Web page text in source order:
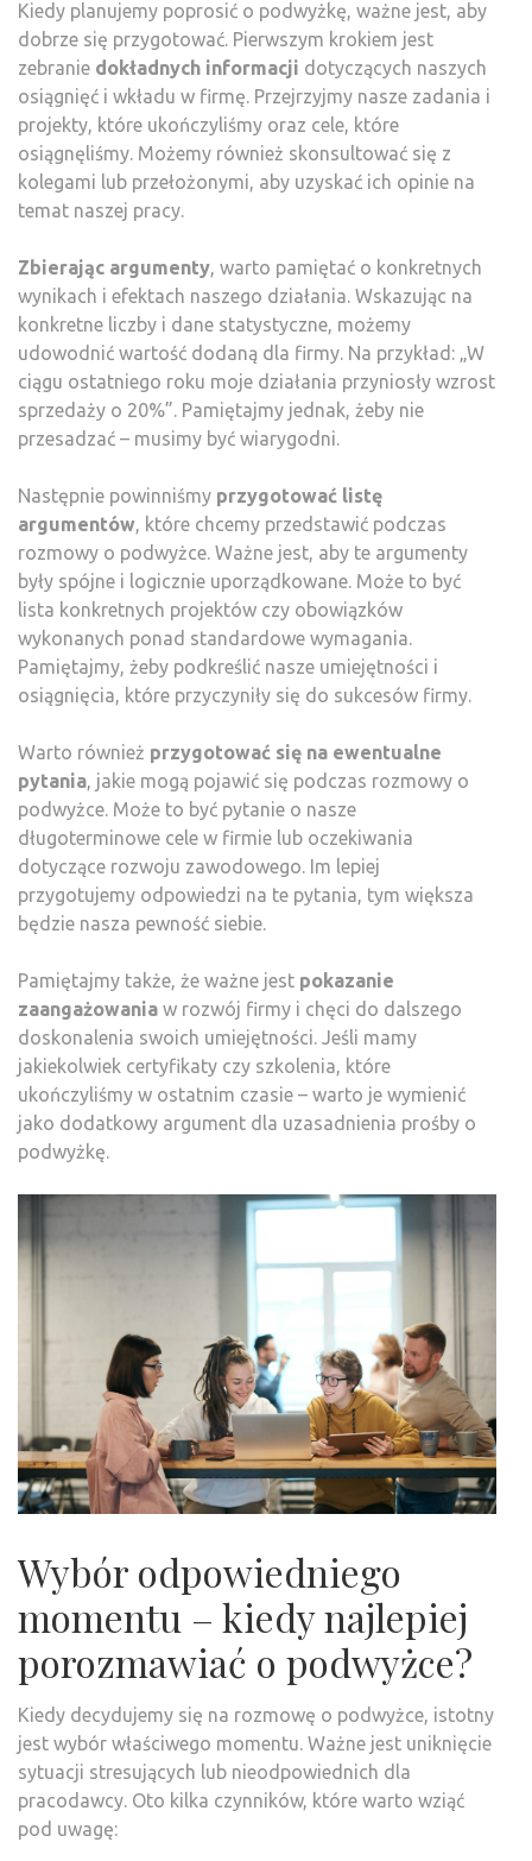
Kiedy planujemy poprosić o podwyżkę, ważne jest, aby
dobrze się przygotować. Pierwszym krokiem jest
zebranie dokładnych informacji dotyczących naszych
osiągnięć i wkładu w firmę. Przejrzyjmy nasze zadania i
projekty, które ukończyliśmy oraz cele, które
osiągnęliśmy. Możemy również skonsultować się z
kolegami lub przełożonymi, aby uzyskać ich opinie na
temat naszej pracy.
Zbierając argumenty, warto pamiętać o konkretnych
wynikach i efektach naszego działania. Wskazując na
konkretne liczby i dane statystyczne, możemy
udowodnić wartość dodaną dla firmy. Na przykład: „W
ciągu ostatniego roku moje działania przyniosły wzrost
sprzedaży o 20%”. Pamiętajmy jednak, żeby nie
przesadzać – musimy być wiarygodni.
Następnie powinniśmy przygotować listę
argumentów, które chcemy przedstawić podczas
rozmowy o podwyżce. Ważne jest, aby te argumenty
były spójne i logicznie uporządkowane. Może to być
lista konkretnych projektów czy obowiązków
wykonanych ponad standardowe wymagania.
Pamiętajmy, żeby podkreślić nasze umiejętności i
osiągnięcia, które przyczyniły się do sukcesów firmy.
Warto również przygotować się na ewentualne
pytania, jakie mogą pojawić się podczas rozmowy o
podwyżce. Może to być pytanie o nasze
długoterminowe cele w firmie lub oczekiwania
dotyczące rozwoju zawodowego. Im lepiej
przygotujemy odpowiedzi na te pytania, tym większa
będzie nasza pewność siebie.
Pamiętajmy także, że ważne jest pokazanie
zaangażowania w rozwój firmy i chęci do dalszego
doskonalenia swoich umiejętności. Jeśli mamy
jakiekolwiek certyfikaty czy szkolenia, które
ukończyliśmy w ostatnim czasie – warto je wymienić
jako dodatkowy argument dla uzasadnienia prośby o
podwyżkę.
Wybór odpowiedniego
momentu – kiedy najlepiej
porozmawiać o podwyżce?
Kiedy decydujemy się na rozmowę o podwyżce, istotny
jest wybór właściwego momentu. Ważne jest uniknięcie
sytuacji stresujących lub nieodpowiednich dla
pracodawcy. Oto kilka czynników, które warto wziąć
pod uwagę: